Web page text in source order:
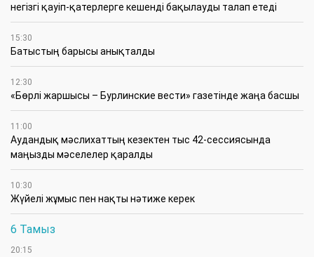
негізгі қауіп-қатерлерге кешенді бақылауды талап етеді
15:30
Батыстың барысы анықталды
12:30
«Бөрлі жаршысы – Бурлинские вести» газетінде жаңа басшы
11:00
Аудандық мәслихаттың кезектен тыс 42-сессиясында
маңызды мәселелер қаралды
10:30
Жүйелі жұмыс пен нақты нәтиже керек
6 Тамыз
20:15